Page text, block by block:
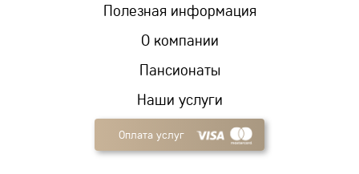
Пансионаты
Наши услуги
Полезная информация
О компании
Оплата услуг